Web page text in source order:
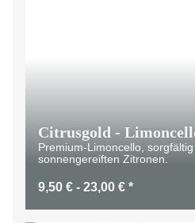
Citrusgold -
Premium-Limoncello,
sonnengereiften Zitronen.
9,50 € - 23,00 € *